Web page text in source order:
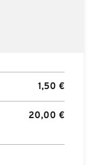
1,50 €
20,00 €